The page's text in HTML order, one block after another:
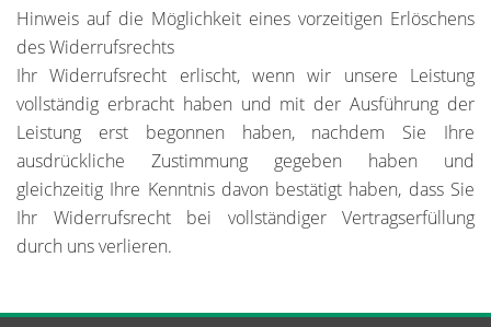
Hinweis auf die Möglichkeit eines vorzeitigen Erlöschens
des Widerrufsrechts
Ihr Widerrufsrecht erlischt, wenn wir unsere Leistung
vollständig erbracht haben und mit der Ausführung der
Leistung erst begonnen haben, nachdem Sie Ihre
ausdrückliche Zustimmung gegeben haben und
gleichzeitig Ihre Kenntnis davon bestätigt haben, dass Sie
Ihr Widerrufsrecht bei vollständiger Vertragserfüllung
durch uns verlieren.